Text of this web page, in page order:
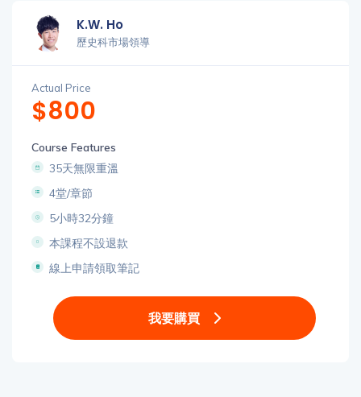
K.W. Ho
歷史科市場領導
Actual Price
$800
Course Features
35天無限重溫
4堂/章節
5小時32分鐘
本課程不設退款
線上申請領取筆記
我要購買